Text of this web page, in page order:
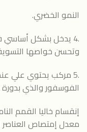
النمو الخضري.
.4 يدخل بشكل
وتحسن خواصها
.5 مركب يحتوي علي
الفوسفور والذي
إنقسام خاليا القمم
معدل إمتصاص العناصر